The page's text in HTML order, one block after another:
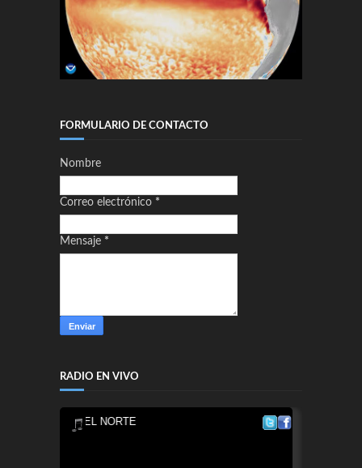
FORMULARIO DE CONTACTO
Nombre
Correo electrónico *
Mensaje *
RADIO EN VIVO